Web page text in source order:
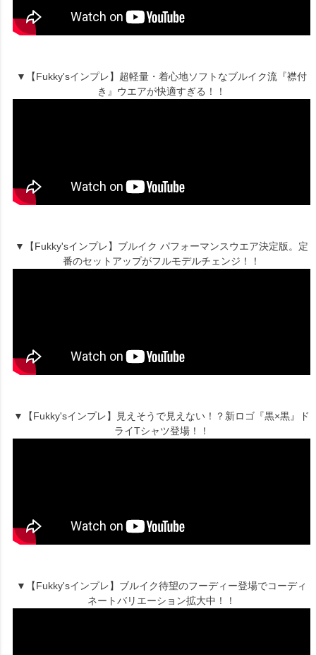
▼【Fukky'sインプレ】超軽量・着心地ソフトなブルイク流『襟付
き』ウエアが快適すぎる！！
▼【Fukky'sインプレ】ブルイク パフォーマンスウエア決定版。定
番のセットアップがフルモデルチェンジ！！
▼【Fukky'sインプレ】見えそうで見えない！？新ロゴ『黒×黒』ド
ライTシャツ登場！！
▼【Fukky'sインプレ】ブルイク待望のフーディー登場でコーディ
ネートバリエーション拡大中！！